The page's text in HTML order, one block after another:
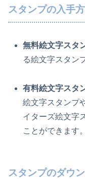
スタンプの入手
無料絵文字スタ
る絵文字スタン
有料絵文字スタ
絵文字スタンプ
イターズ絵文字
ことができます。
スタンプのダウ